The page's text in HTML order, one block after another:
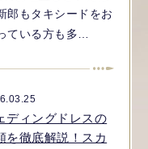
郎もタキシードをお
ている方も多…
ディングドレスの
を徹底解説！スカ